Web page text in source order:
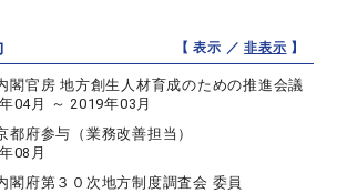
【 表示 ／非表示 】
閣官房 地方創生人材育成のための推進会議
04月 ～ 2019年03月
都府参与（業務改善担当）
08月
閣府第３０次地方制度調査会 委員